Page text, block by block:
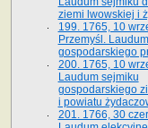
ziemi lwowskiej i
199. 1765, 10
Przemyśl.
gospodarskiego
200. 1765, 10
Laudum sejmiku
gospodarskiego
i powiatu
201. 1766, 30